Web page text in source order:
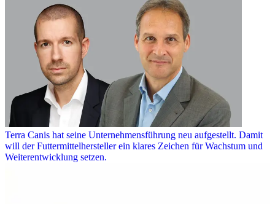
Terra Canis hat seine Unternehmensführung neu aufgestellt. Damit
will der Futtermittelhersteller ein klares Zeichen für Wachstum und
Weiterentwicklung setzen.